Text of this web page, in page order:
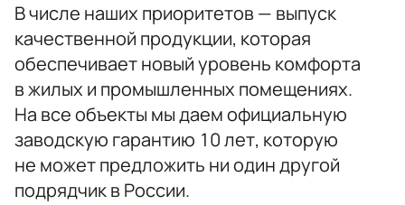
В числе наших приоритетов — выпуск
качественной продукции, которая
обеспечивает новый уровень комфорта
в жилых и промышленных помещениях.
На все объекты мы даем официальную
заводскую гарантию 10 лет, которую
не может предложить ни один другой
подрядчик в России.